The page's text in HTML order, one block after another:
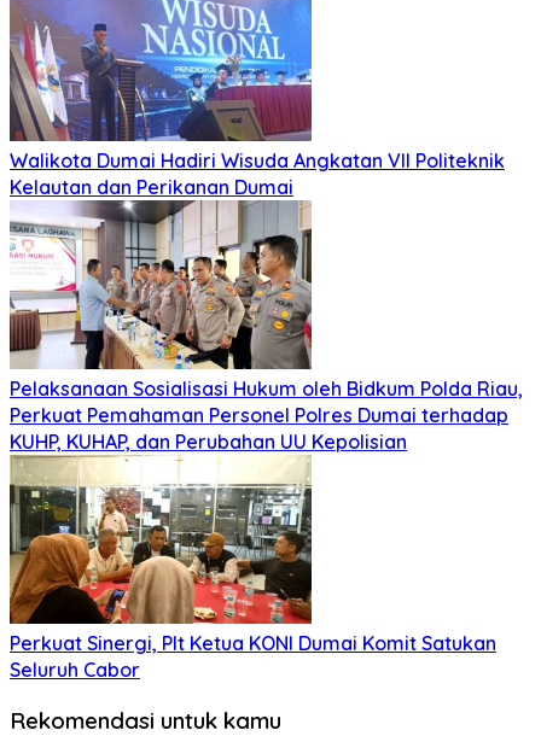
Walikota Dumai Hadiri Wisuda Angkatan VII Politeknik
Kelautan dan Perikanan Dumai
Pelaksanaan Sosialisasi Hukum oleh Bidkum Polda Riau,
Perkuat Pemahaman Personel Polres Dumai terhadap
KUHP, KUHAP, dan Perubahan UU Kepolisian
Perkuat Sinergi, Plt Ketua KONI Dumai Komit Satukan
Seluruh Cabor
Rekomendasi untuk kamu